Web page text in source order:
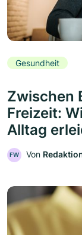
Gesundheit
Zwischen
Freizeit:
Alltag
FW Von